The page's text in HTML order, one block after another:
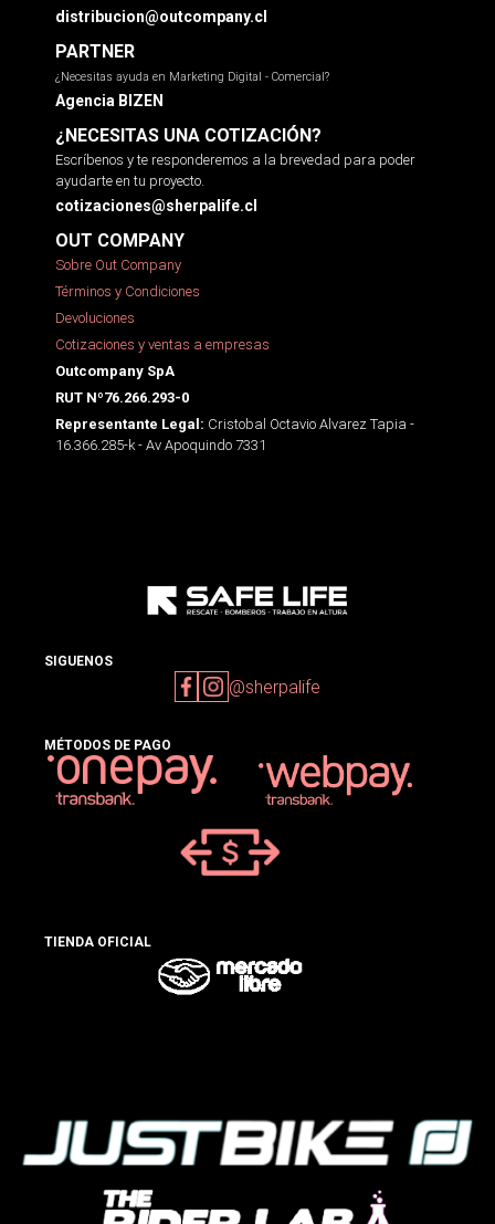
distribucion@outcompany.cl
PARTNER
¿Necesitas ayuda en Marketing Digital - Comercial?
Agencia BIZEN
¿NECESITAS UNA COTIZACIÓN?
Escríbenos y te responderemos a la brevedad para poder
ayudarte en tu proyecto.
cotizaciones@sherpalife.cl
OUT COMPANY
Sobre Out Company
Términos y Condiciones
Devoluciones
Cotizaciones y ventas a empresas
Outcompany SpA
RUT Nº76.266.293-0
Representante Legal: Cristobal Octavio Alvarez Tapia -
16.366.285-k - Av Apoquindo 7331
SIGUENOS
@sherpalife
MÉTODOS DE PAGO
TIENDA OFICIAL